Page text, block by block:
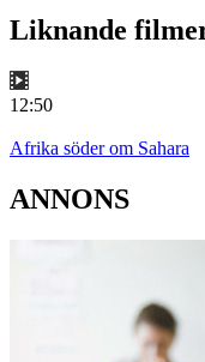
Liknande
12:50
Afrika söder om Sahara
ANNONS